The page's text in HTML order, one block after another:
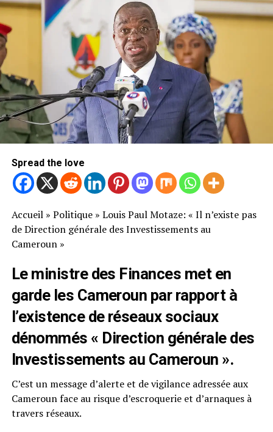
Spread the love
Accueil» Politique» Louis Paul Motaze: « Il n’existe pas
de Direction générale des Investissements au
Cameroun »
Le ministre des Finances met en
garde les Cameroun par rapport à
l’existence de réseaux sociaux
dénommés « Direction générale des
Investissements au Cameroun ».
C’est un message d’alerte et de vigilance adressée aux
Cameroun face au risque d’escroquerie et d’arnaques à
travers réseaux.